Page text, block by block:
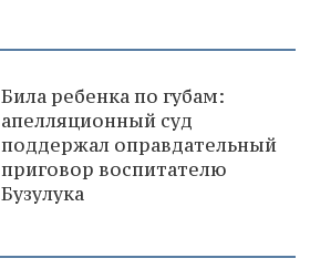
Била ребенка по губам:
апелляционный суд
поддержал оправдательный
приговор воспитателю
Бузулука